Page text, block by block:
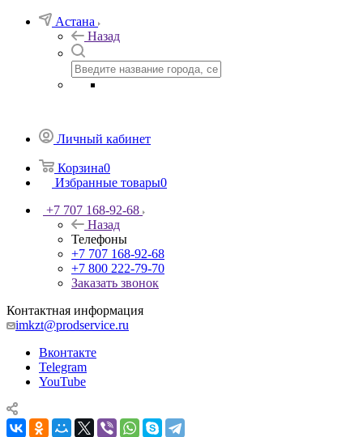
Астана
Назад
Личный кабинет
Корзина0
Избранные товары0
+7 707 168-92-68
Назад
Телефоны
+7 707 168-92-68
+7 800 222-79-70
Заказать звонок
Контактная информация
imkzt@prodservice.ru
Вконтакте
Telegram
YouTube